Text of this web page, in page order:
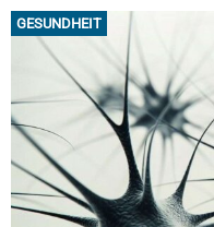
GESUNDHEIT